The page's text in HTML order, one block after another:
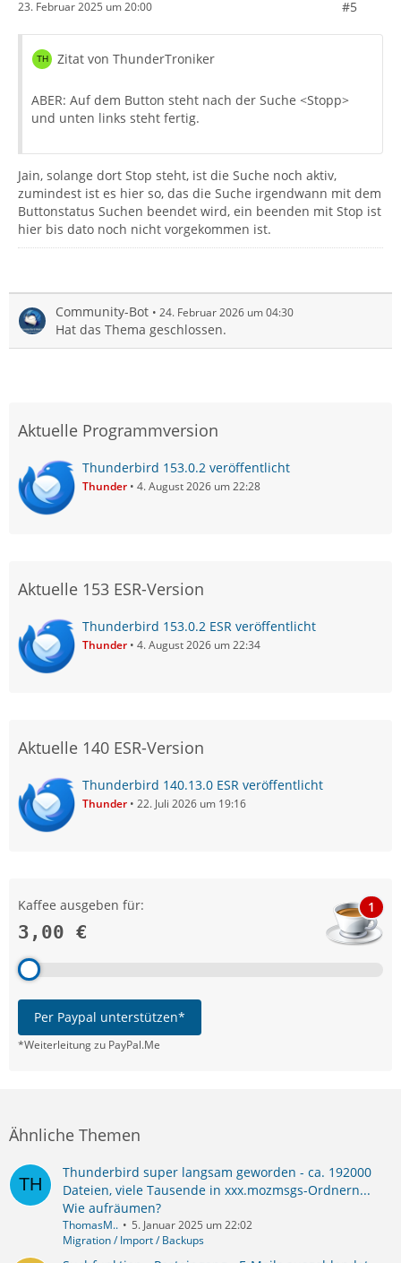
23. Februar 2025 um 20:00 #5
Zitat von ThunderTroniker
ABER: Auf dem Button steht nach der Suche <Stopp>
und unten links steht fertig.
Jain, solange dort Stop steht, ist die Suche noch aktiv,
zumindest ist es hier so, das die Suche irgendwann mit dem
Buttonstatus Suchen beendet wird, ein beenden mit Stop ist
hier bis dato noch nicht vorgekommen ist.
Community-Bot 24. Februar 2026 um 04:30
Hat das Thema geschlossen.
Aktuelle Programmversion
Thunderbird 153.0.2 veröffentlicht
Thunder 4. August 2026 um 22:28
Aktuelle 153 ESR-Version
Thunderbird 153.0.2 ESR veröffentlicht
Thunder 4. August 2026 um 22:34
Aktuelle 140 ESR-Version
Thunderbird 140.13.0 ESR veröffentlicht
Thunder 22. Juli 2026 um 19:16
Kaffee ausgeben für:
3,00 €
1
Per Paypal unterstützen*
*Weiterleitung zu PayPal.Me
Ähnliche Themen
Thunderbird super langsam geworden - ca. 192000
Dateien, viele Tausende in xxx.mozmsgs-Ordnern...
Wie aufräumen?
ThomasM..
5. Januar 2025 um 22:02
Migration / Import / Backups